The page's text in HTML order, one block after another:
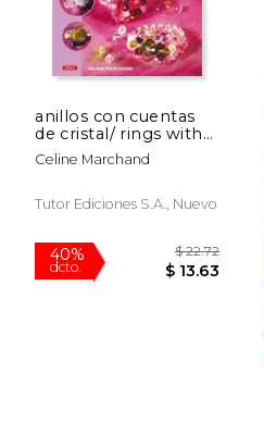
dcto. $ 38.32
anillos con cuentas
de cristal/ rings with
cristal beads
Celine Marchand
Tutor Ediciones S.a., Nuevo